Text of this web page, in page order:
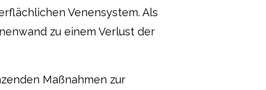
Venensystem. Als
zu einem Verlust der
Maßnahmen zur